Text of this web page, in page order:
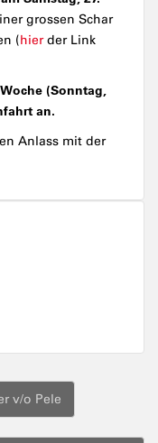
grossen Schar
(hierder Link
(Sonntag,
an.
Anlass mit der
v/o Pele